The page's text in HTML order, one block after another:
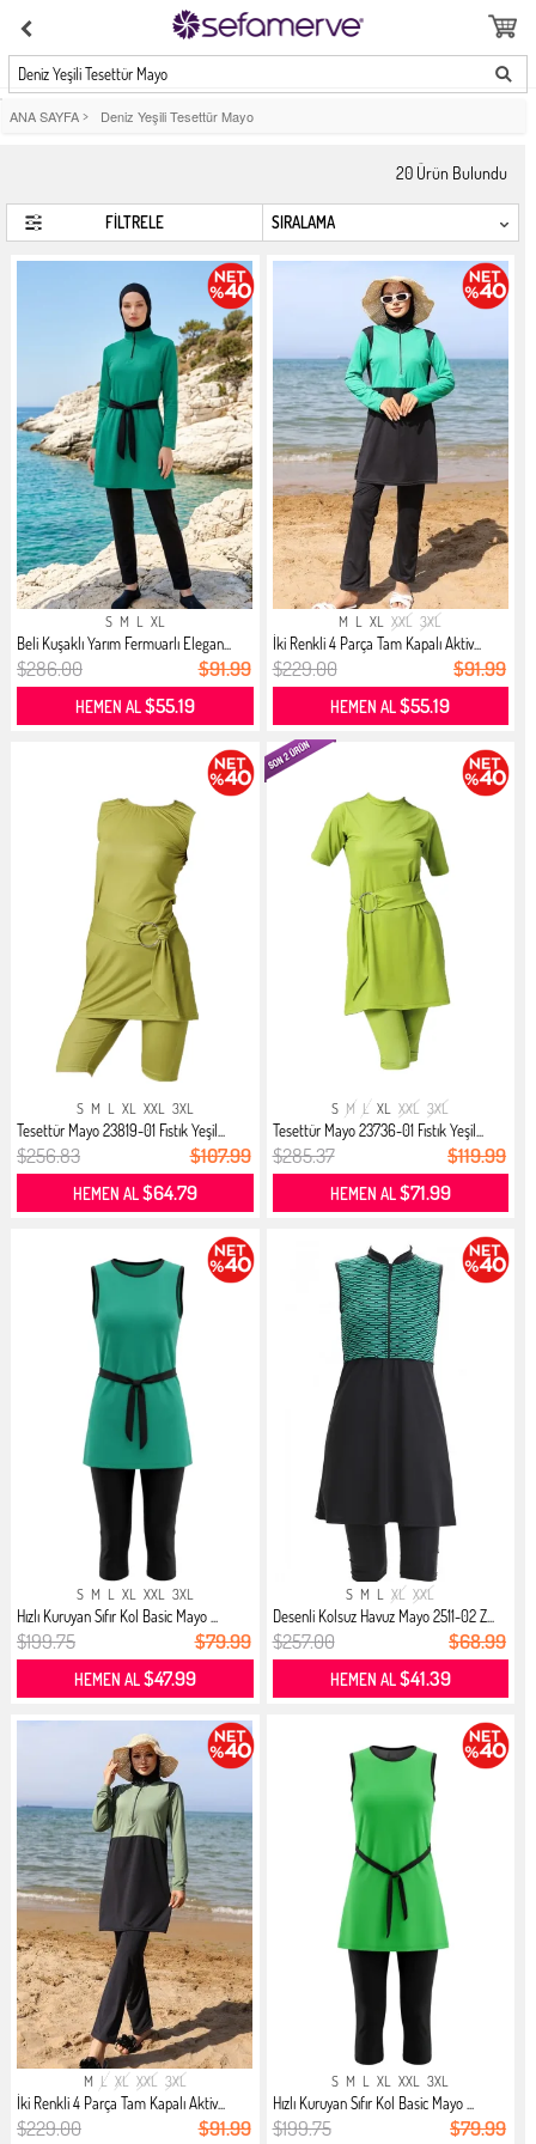
Deniz Yeşili Tesettür Mayo
ANA SAYFA > Deniz Yeşili Tesettür Mayo
20 Ürün Bulundu
FİLTRELE
S M L XL
Beli Kuşaklı Yarım Fermuarlı Elegan...
$286.00 $91.99
HEMEN AL$55.19
M L XL XXL 3XL
İki Renkli 4 Parça Tam Kapalı Aktiv...
$229.00 $91.99
HEMEN AL$55.19
S M L XL XXL 3XL
Tesettür Mayo 23819-01 Fıstık Yeşil...
$256.83 $107.99
HEMEN AL$64.79
S M L XL XXL 3XL
Tesettür Mayo 23736-01 Fıstık Yeşil...
$285.37 $119.99
HEMEN AL$71.99
S M L XL XXL 3XL
Hızlı Kuruyan Sıfır Kol Basic Mayo ...
$199.75 $79.99
HEMEN AL$47.99
S M L XL XXL
Desenli Kolsuz Havuz Mayo 2511-02 Z...
$257.00 $68.99
HEMEN AL$41.39
M L XL XXL 3XL
İki Renkli 4 Parça Tam Kapalı Aktiv...
$229.00 $91.99
S M L XL XXL 3XL
Hızlı Kuruyan Sıfır Kol Basic Mayo ...
$199.75 $79.99